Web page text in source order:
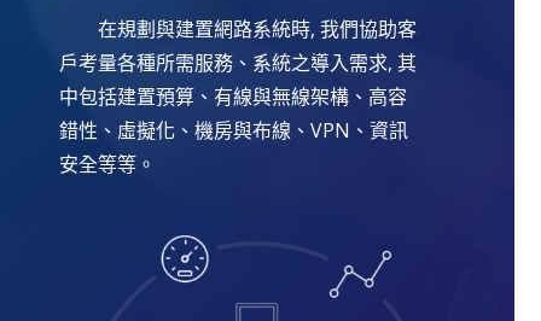
在規劃與建置網路系統時, 我們協助客
戶考量各種所需服務、系統之導入需求, 其
中包括建置預算、有線與無線架構、高容
錯性、虛擬化、機房與布線、VPN、資訊
安全等等。